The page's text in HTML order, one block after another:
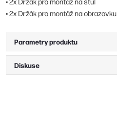
• 2x Držák pro montáž na obrazovku
Parametry produktu
Diskuse